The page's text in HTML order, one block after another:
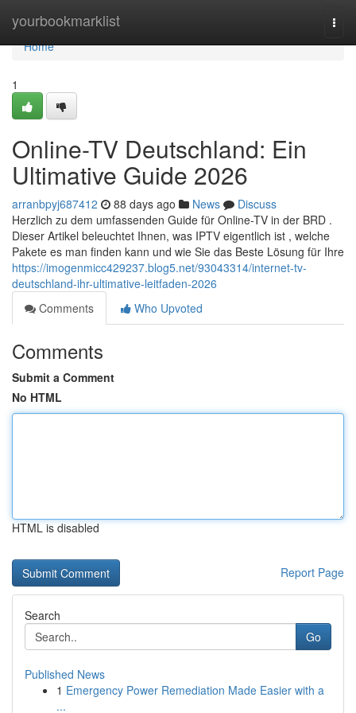
yourbookmarklist
Home
Home
1
Online-TV Deutschland: Ein
Ultimative Guide 2026
arranbpyj687412 88 days ago News
Discuss
Herzlich zu dem umfassenden Guide für Online-TV in der BRD .
Dieser Artikel beleuchtet Ihnen, was IPTV eigentlich ist , welche
Pakete es man finden kann und wie Sie das Beste Lösung für Ihre
https://imogenmicc429237.blog5.net/93043314/internet-tv-
deutschland-ihr-ultimative-leitfaden-2026
Comments
Who Upvoted
Comments
Submit a Comment
No HTML
HTML is disabled
Report Page
Search
Go
Published News
1 Emergency Power Remediation Made Easier with a
...